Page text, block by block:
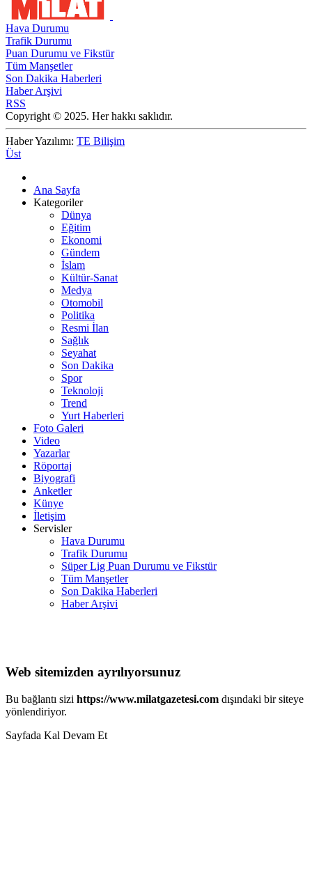
Hava Durumu
Trafik Durumu
Puan Durumu ve Fikstür
Tüm Manşetler
Son Dakika Haberleri
Haber Arşivi
RSS
Copyright © 2025. Her hakkı saklıdır.
Haber Yazılımı: TE Bilişim
Üst
Ana Sayfa
Kategoriler
Dünya
Eğitim
Ekonomi
Gündem
İslam
Kültür-Sanat
Medya
Otomobil
Politika
Resmi İlan
Sağlık
Seyahat
Son Dakika
Spor
Teknoloji
Trend
Yurt Haberleri
Foto Galeri
Video
Yazarlar
Röportaj
Biyografi
Anketler
Künye
İletişim
Servisler
Hava Durumu
Trafik Durumu
Süper Lig Puan Durumu ve Fikstür
Tüm Manşetler
Son Dakika Haberleri
Haber Arşivi
Web sitemizden ayrılıyorsunuz
Bu bağlantı sizi https://www.milatgazetesi.com dışındaki bir siteye
yönlendiriyor.
Sayfada Kal Devam Et